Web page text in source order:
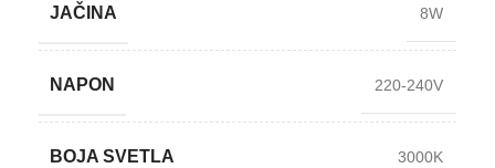
JAČINA 8W
NAPON 220-240V
BOJA SVETLA 3000K